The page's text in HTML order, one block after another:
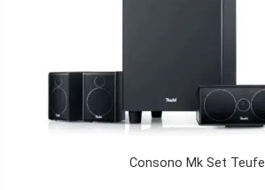
Consono Mk Set Teufel